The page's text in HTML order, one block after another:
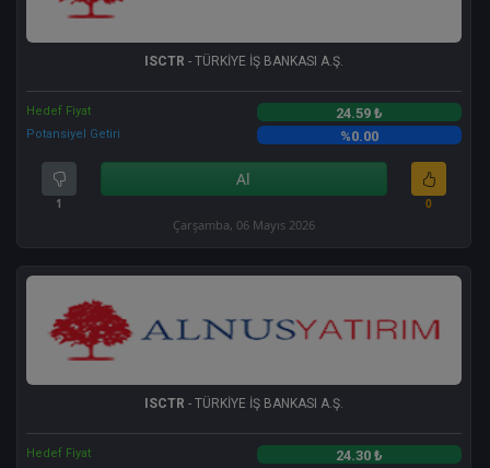
ISCTR - TÜRKİYE İŞ BANKASI A.Ş.
Hedef Fiyat 24.59 ₺
Potansiyel Getiri %0.00
1
Al
0
Çarşamba, 06 Mayıs 2026
ISCTR - TÜRKİYE İŞ BANKASI A.Ş.
Hedef Fiyat 24.30 ₺